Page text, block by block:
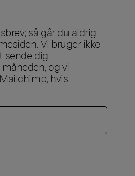
så går du aldrig
Vi bruger ikke
sende dig
og vi
hvis